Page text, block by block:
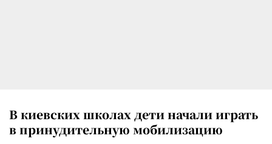
В киевских школах дети начали играть
в принудительную мобилизацию